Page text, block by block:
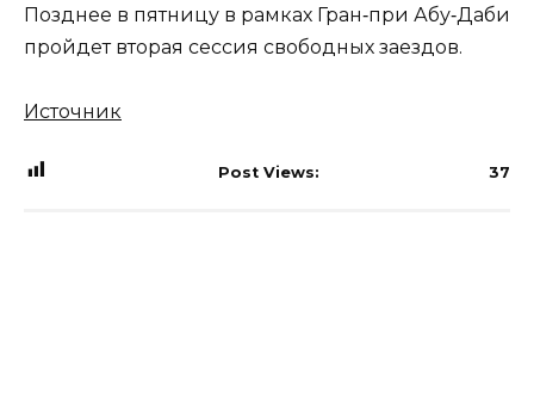
Позднее в пятницу в рамках Гран‑при Абу‑Даби
пройдет вторая сессия свободных заездов.
Источник
Post Views: 37